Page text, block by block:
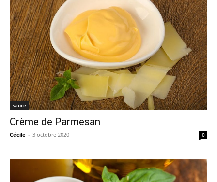
sauce
Crème de Parmesan
Cécile - 3 octobre 2020 0